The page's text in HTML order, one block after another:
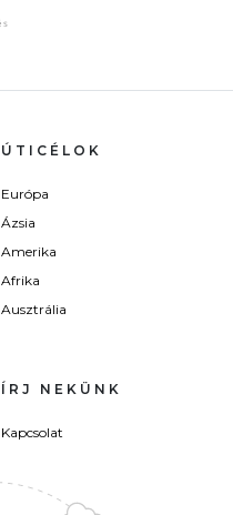
ÚTICÉLOK
Európa
Ázsia
Amerika
Afrika
Ausztrália
ÍRJ NEKÜNK
Kapcsolat